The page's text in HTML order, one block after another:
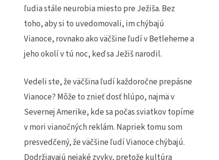
ľudia stále neurobia miesto pre Ježiša. Bez
toho, aby si to uvedomovali, im chýbajú
Vianoce, rovnako ako väčšine ľudí v Betleheme a
jeho okolí v tú noc, keď sa Ježiš narodil.
Vedeli ste, že väčšina ľudí každoročne prepásne
Vianoce? Môže to znieť dosť hlúpo, najmä v
Severnej Amerike, kde sa počas sviatkov topíme
v mori vianočných reklám. Napriek tomu som
presvedčený, že väčšine ľudí Vianoce chýbajú.
Dodržiavajú nejaké zvyky, pretože kultúra